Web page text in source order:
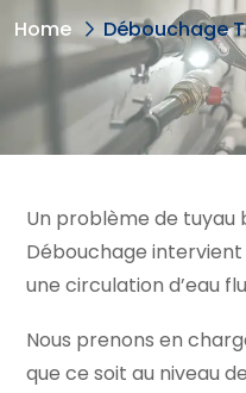
Home Débouchage
Un problème de tuyau
Débouchage
une circulation d’eau
Nous prenons en
que ce soit au niveau